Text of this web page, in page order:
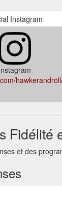
Instagram
Fidélité
et des